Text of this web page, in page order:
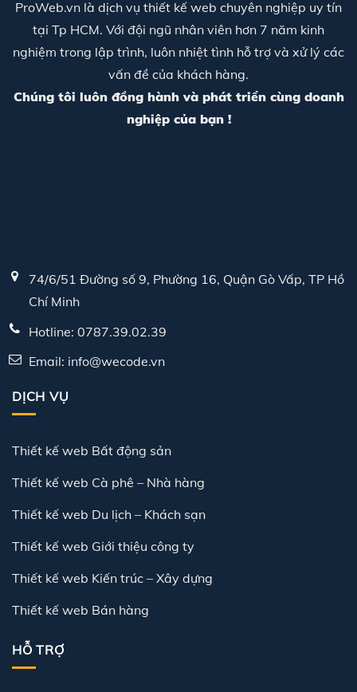
ProWeb.vn là dịch vụ thiết kế web chuyên nghiệp uy tín
tại Tp HCM. Với đội ngũ nhân viên hơn 7 năm kinh
nghiệm trong lập trình, luôn nhiệt tình hỗ trợ và xử lý các
vấn đề của khách hàng.
Chúng tôi luôn đồng hành và phát triển cùng doanh
nghiệp của bạn !
74/6/51 Đường số 9, Phường 16, Quận Gò Vấp, TP Hồ
Chí Minh
Hotline: 0787.39.02.39
Email: info@wecode.vn
DỊCH VỤ
Thiết kế web Bất động sản
Thiết kế web Cà phê – Nhà hàng
Thiết kế web Du lịch – Khách sạn
Thiết kế web Giới thiệu công ty
Thiết kế web Kiến trúc – Xây dựng
Thiết kế web Bán hàng
HỖ TRỢ